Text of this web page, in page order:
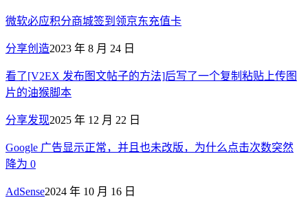
微软必应积分商城签到领京东充值卡
分享创造2023 年 8 月 24 日
看了[V2EX 发布图文帖子的方法]后写了一个复制粘贴上传图
片的油猴脚本
分享发现2025 年 12 月 22 日
Google 广告显示正常，并且也未改版，为什么点击次数突然
降为 0
AdSense2024 年 10 月 16 日